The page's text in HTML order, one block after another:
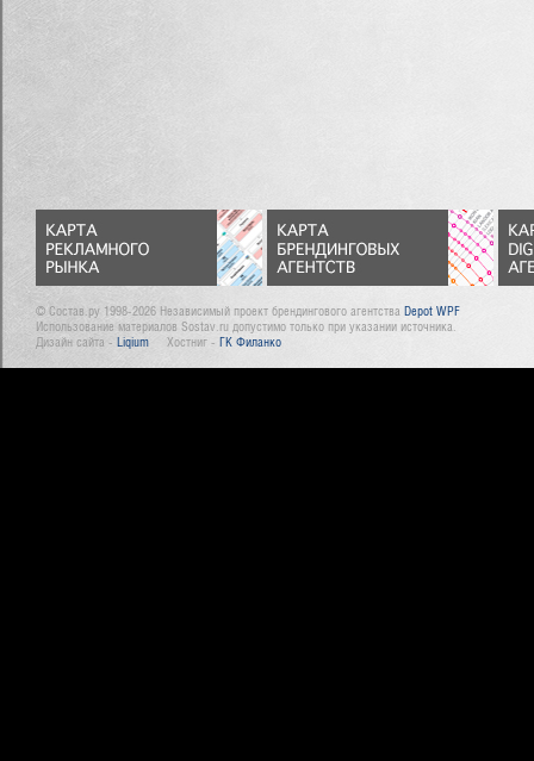
© Состав.ру 1998-2026 Независимый проект брендингового агентства Depot WPF
Использование материалов Sostav.ru допустимо только при указании источника.
Дизайн сайта - Liqium Хостниг - ГК Филанко